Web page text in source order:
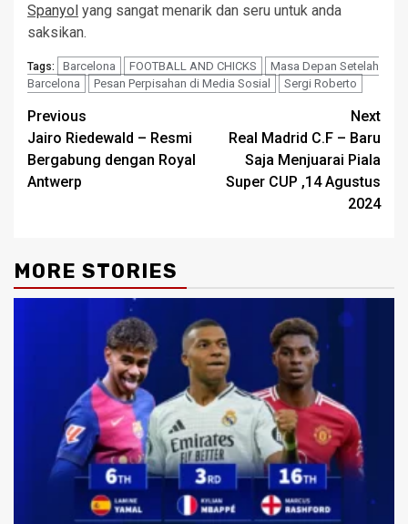
Spanyol yang sangat menarik dan seru untuk anda
saksikan.
Tags: Barcelona FOOTBALL AND CHICKS
Masa Depan Setelah
Barcelona
Pesan Perpisahan di Media Sosial Sergi Roberto
Post
navigation
Previous
Jairo Riedewald – Resmi
Bergabung dengan Royal
Antwerp
Next
Real Madrid C.F – Baru
Saja Menjuarai Piala
Super CUP ,14 Agustus
2024
MORE STORIES